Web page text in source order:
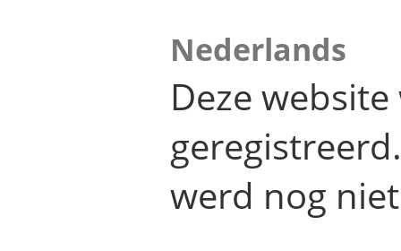
Nederlands
Deze
werd nog